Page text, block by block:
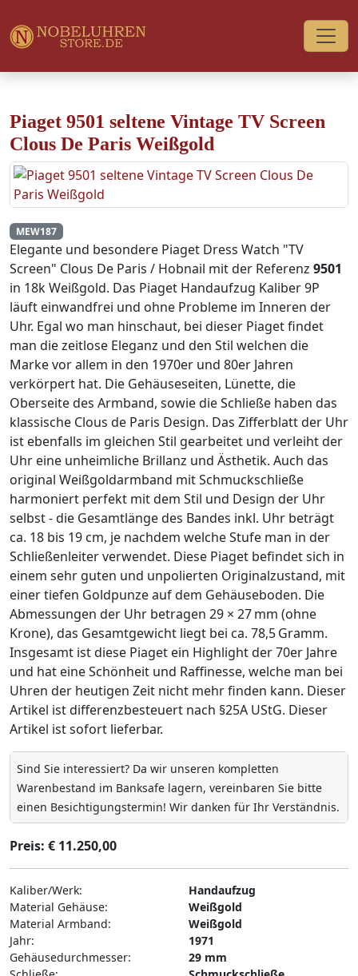
Piaget 9501 seltene Vintage TV Screen
Clous De Paris Weißgold
MEW187
Elegante und besondere Piaget Dress Watch "TV
Screen" Clous De Paris / Hobnail mit der Referenz 9501
in 18k Weißgold. Das Piaget Handaufzug Kaliber 9P
läuft einwandfrei und ohne Probleme im Inneren der
Uhr. Egal wo man hinschaut, bei dieser Piaget findet
man die zeitlose Eleganz und den Stil welchen die
Marke vor allem in den 1970er und 80er Jahren
verkörpert hat. Die Gehäuseseiten, Lünette, die
Oberseite des Armband, sowie die Schließe haben das
klassische Clous de Paris Design. Das Zifferblatt der Uhr
ist ebenfalls im gleichen Stil gearbeitet und verleiht der
Uhr eine unheimliche Brillanz und Ästhetik. Auch das
original Weißgoldarmband mit Schmuckschließe
harmoniert perfekt mit dem Stil und Design der Uhr
selbst - die Gesamtlänge des Bandes inkl. Uhr beträgt
ca. 18 bis 19 cm, je nachdem welche Stufe man in der
Schließenleiter verwendet. Diese Piaget befindet sich in
einem sehr guten und unpolierten Originalzustand, mit
einer tiefen Goldpunze auf dem Gehäuseboden. Die
Abmessungen der Uhr betragen 29 × 27 mm (ohne
Krone), das Gesamtgewicht liegt bei ca. 78,5 Gramm.
Insgesamt ist diese Piaget ein Highlight der 70er Jahre
und hat eine Schönheit und Raffinesse, welche man bei
Uhren der heutigen Zeit nicht mehr finden kann. Dieser
Artikel ist differenzbesteuert nach §25A UStG. Dieser
Artikel ist sofort lieferbar.
Sind Sie interessiert? Da wir unseren kompletten
Warenbestand im Banksafe lagern, vereinbaren Sie bitte
einen Besichtigungstermin! Wir danken für Ihr Verständnis.
Preis: € 11.250,00
Kaliber/Werk:
Handaufzug
Material Gehäuse:
Weißgold
Material Armband:
Weißgold
Jahr:
1971
Gehäusedurchmesser:
29 mm